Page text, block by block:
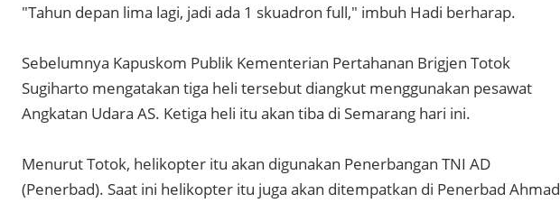
"Tahun depan lima lagi, jadi ada 1 skuadron full," imbuh Hadi berharap.
Sebelumnya Kapuskom Publik Kementerian Pertahanan Brigjen Totok
Sugiharto mengatakan tiga heli tersebut diangkut menggunakan pesawat
Angkatan Udara AS. Ketiga heli itu akan tiba di Semarang hari ini.
Menurut Totok, helikopter itu akan digunakan Penerbangan TNI AD
(Penerbad). Saat ini helikopter itu juga akan ditempatkan di Penerbad Ahmad